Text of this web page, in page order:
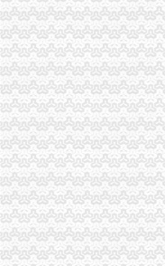
巫溪局采取三项措施整顿规
永川局重庆注销税务采取三
酉局重庆注销分公司开展夏
梁平局化招生广告市重庆注
大渡口区工商分局分公司营
涪陵局代理注销分公司举行
市代办注销分公司局落实王
市重庆注销税务局规范行政
市重庆分公司注销局纪检监
巴南局代办注销分公司突出
垫江局“四步走”代理注销分
大足局重庆分公司注销旱救
云局重庆分公司注销五措并
璧山局为个体工商户“参保”